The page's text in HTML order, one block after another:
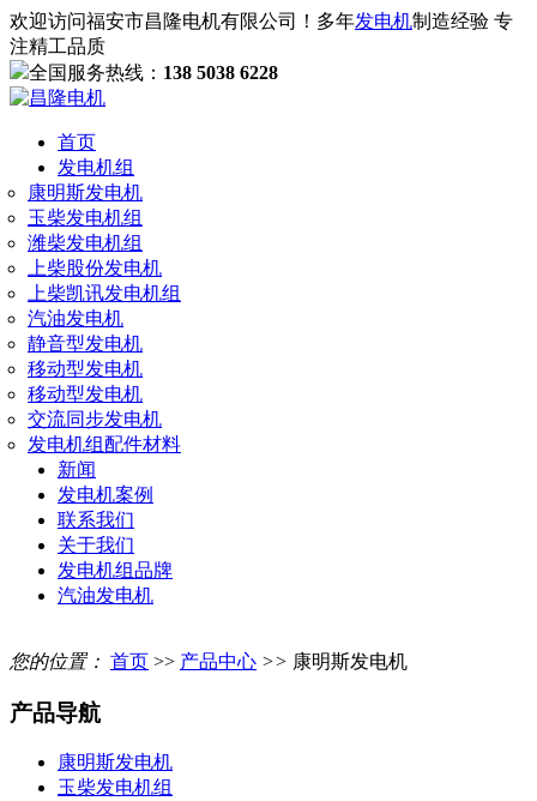
欢迎访问福安市昌隆电机有限公司！多年发电机制造经验 专
注精工品质
全国服务热线： 138 5038 6228
首页
发电机组
康明斯发电机
玉柴发电机组
潍柴发电机组
上柴股份发电机
上柴凯讯发电机组
汽油发电机
静音型发电机
移动型发电机
移动型发电机
交流同步发电机
发电机组配件材料
新闻
发电机案例
联系我们
关于我们
发电机组品牌
汽油发电机
您的位置： 首页 >> 产品中心 >> 康明斯发电机
产品导航
康明斯发电机
玉柴发电机组